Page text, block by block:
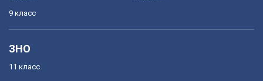
9 класс
ЗНО
11 класс